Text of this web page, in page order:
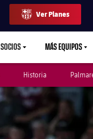
Ver Planes
SOCIOSLABEL.ARIA.CARETDOWN
MÁS EQUIPOS
Historia